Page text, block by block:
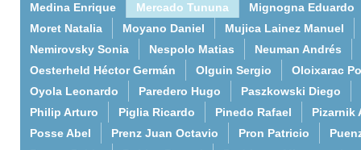
Medina Enrique
Mercado Tununa
Mignogna Eduardo
Moret Natalia
Moyano Daniel
Mujica Lainez Manuel
Nemirovsky Sonia
Nespolo Matias
Neuman Andrés
Oesterheld Héctor Germán
Olguin Sergio
Oloixarac
Oyola Leonardo
Paredero Hugo
Paszkowski Diego
Philip Arturo
Piglia Ricardo Pinedo Rafael
Pizarnik
Posse Abel
Prenz Juan Octavio Pron Patricio